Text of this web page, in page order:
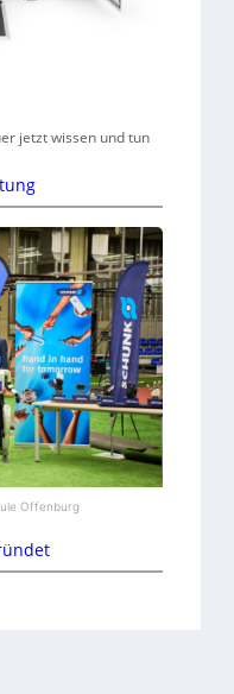
jetzt wissen und tun
Offenburg